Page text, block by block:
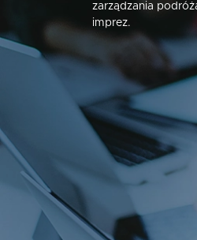
zarządzania
imprez.
przyjazna i